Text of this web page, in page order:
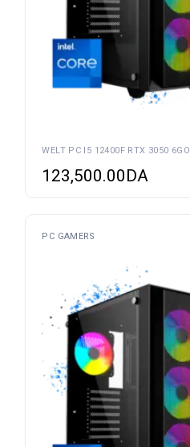
WELT PC I5 12400F RTX 3050 6GO
123,500.00DA
PC GAMERS